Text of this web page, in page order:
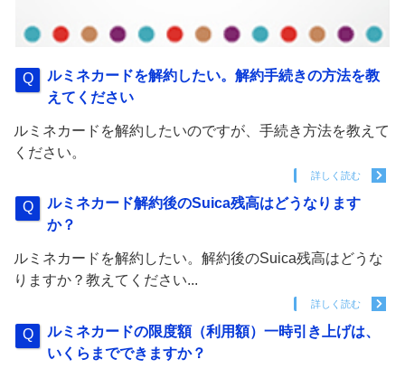
ルミネカードを解約したい。解約手続きの方法を教
えてください
ルミネカードを解約したいのですが、手続き方法を教えて
ください。
詳しく読む
ルミネカード解約後のSuica残高はどうなります
か？
ルミネカードを解約したい。解約後のSuica残高はどうな
りますか？教えてください...
詳しく読む
ルミネカードの限度額（利用額）一時引き上げは、
いくらまでできますか？